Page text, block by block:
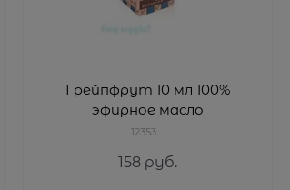
Грейпфрут 10 мл 100%
эфирное масло
12353
158 руб.